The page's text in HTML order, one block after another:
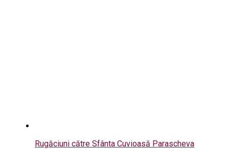
Rugăciuni către Sfânta Cuvioasă Parascheva